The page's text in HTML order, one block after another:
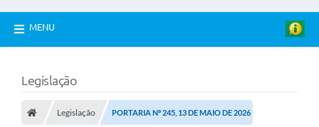
MENU
Legislação
Legislação PORTARIA Nº 245, 13 DE MAIO DE 2026